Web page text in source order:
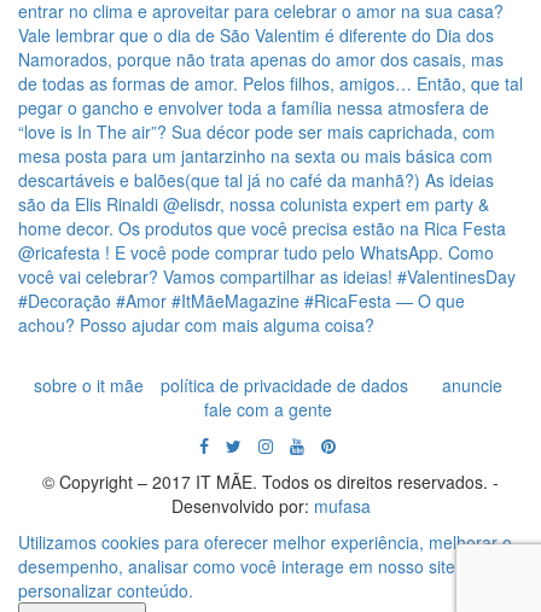
sobre o it mãe política de privacidade de dados
anuncie
fale com a gente
© Copyright – 2017 IT MÃE. Todos os direitos reservados. -
Desenvolvido por: mufasa
Utilizamos cookies para oferecer melhor experiência, melhorar o
desempenho, analisar como você interage em nosso site e
personalizar conteúdo.